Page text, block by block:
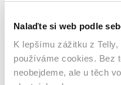
Nalaďte si web podle
K lepšímu zážitku z
používáme cookies. Bez
neobejdeme, ale u těch
2. Nový zákazník – Jsem
abych mohl sledovat